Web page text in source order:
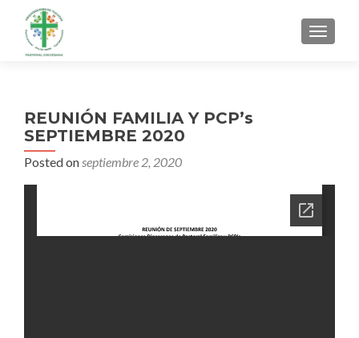
MENU
REUNIÓN FAMILIA Y PCP’s
SEPTIEMBRE 2020
Posted onseptiembre 2, 2020